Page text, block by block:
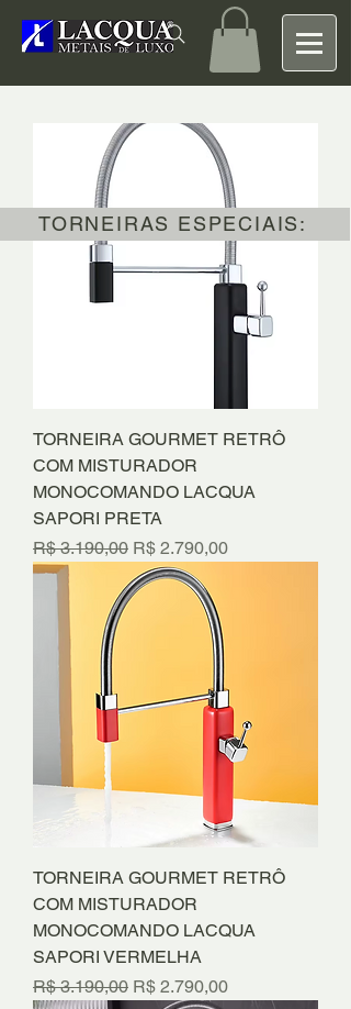
TORNEIRA GOURMET RETRÔ
COM MISTURADOR
MONOCOMANDO LACQUA
SAPORI PRETA
Preço normal
R$ 3.190,00 Preço promocional
R$ 2.790,00
TORNEIRA GOURMET RETRÔ
COM MISTURADOR
MONOCOMANDO LACQUA
SAPORI VERMELHA
Preço normal
R$ 3.190,00 Preço promocional
R$ 2.790,00
TORNEIRAS ESPECIAIS: